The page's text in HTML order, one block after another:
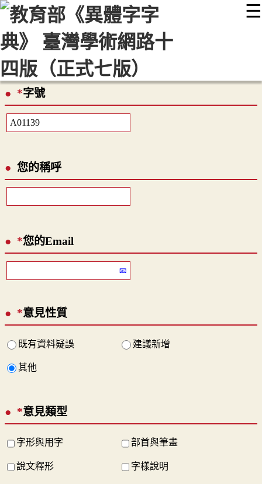
☰
::: 最新消息 常見問題 編輯說明
顯示模式
網站導覽
*字號
您的稱呼
*您的Email
*意見性質
既有資料疑誤 建議新增
其他
*意見類型
字形與用字 部首與筆畫
說文釋形 字樣說明